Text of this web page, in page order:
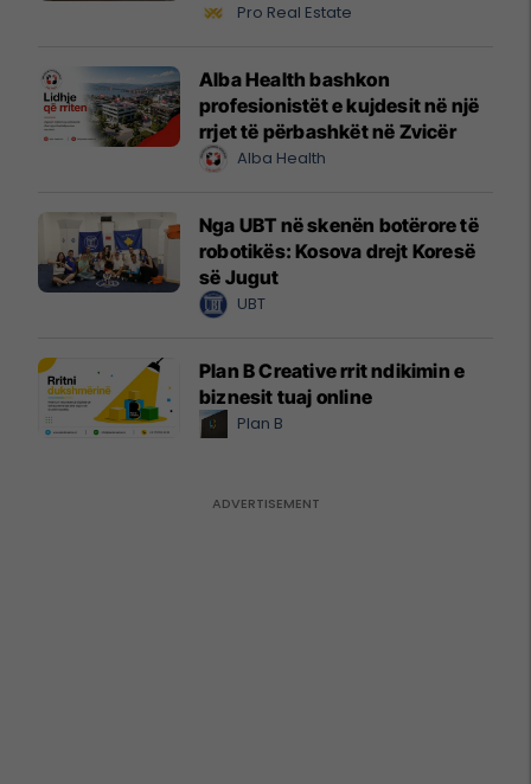
Pro Real Estate
Alba Health bashkon
profesionistët e kujdesit në një
rrjet të përbashkët në Zvicër
Alba Health
Nga UBT në skenën botërore të
robotikës: Kosova drejt Koresë
së Jugut
UBT
Plan B Creative rrit ndikimin e
biznesit tuaj online
Plan B